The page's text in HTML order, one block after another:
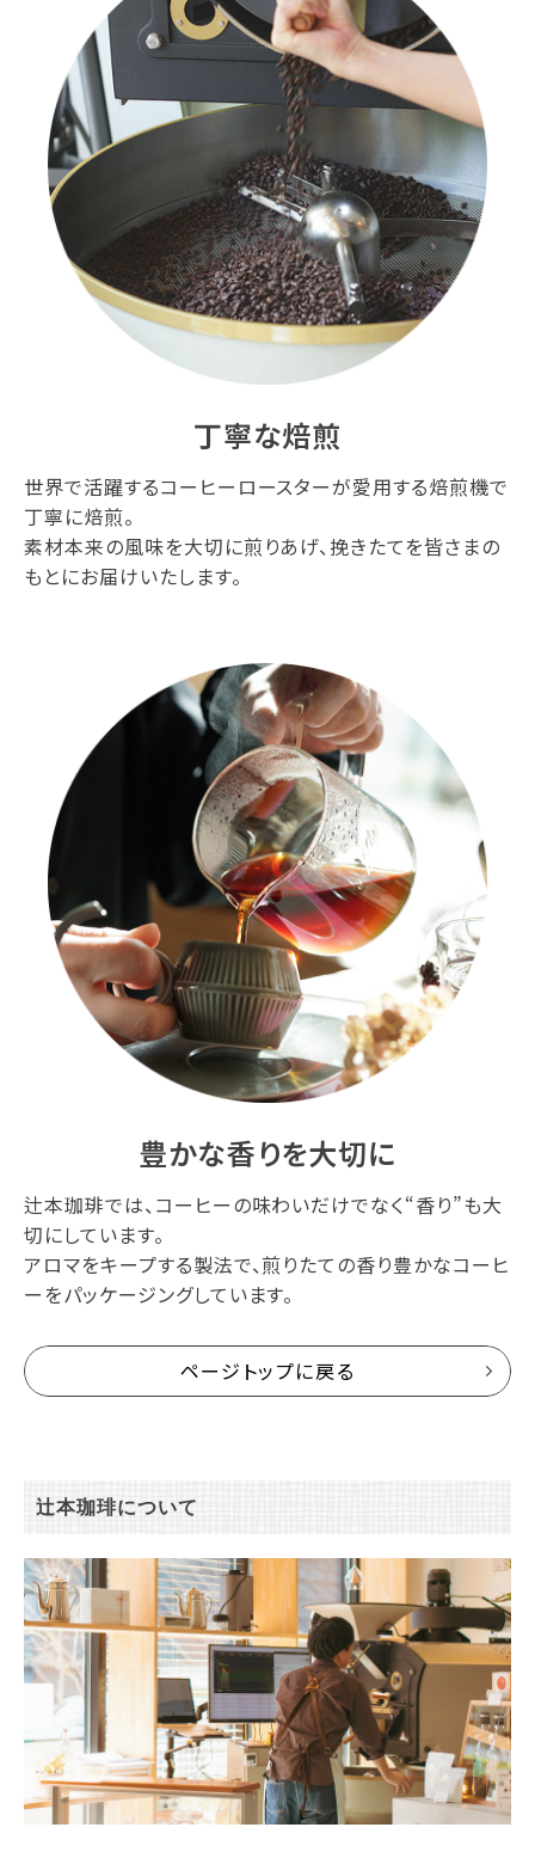
丁寧な焙煎
世界で活躍するコーヒーロースターが愛用する焙煎機で
丁寧に焙煎。
素材本来の風味を大切に煎りあげ、挽きたてを皆さまの
もとにお届けいたします。
豊かな香りを大切に
辻本珈琲では、コーヒーの味わいだけでなく“香り”も大
切にしています。
アロマをキープする製法で、煎りたての香り豊かなコーヒ
ーをパッケージングしています。
ページトップに戻る
辻本珈琲について